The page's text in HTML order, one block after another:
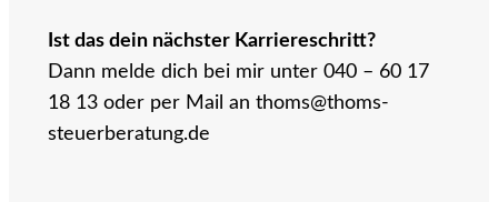
Ist das dein nächster Karriereschritt?
Dann melde dich bei mir unter 040 – 60 17
18 13 oder per Mail an thoms@thoms-
steuerberatung.de